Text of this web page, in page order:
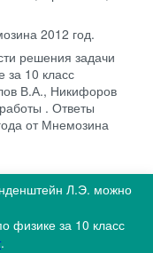
2012 год.
решения задачи
за 10 класс
В.А., Никифоров
. Ответы
от Мнемозина
Л.Э. можно
физике за 10 класс
.